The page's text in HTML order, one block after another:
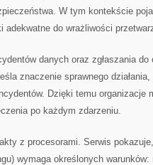
W tym kontekście
adekwatne do wrażliwości
danych oraz zgłaszania
znaczenie sprawnego
Dzięki temu organizacje
po każdym zdarzeniu.
z procesorami. Serwis
wymaga określonych